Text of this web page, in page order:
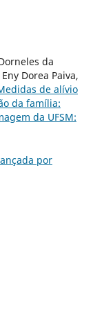
da
Dorea Paiva,
de alívio
da família:
da UFSM:
por